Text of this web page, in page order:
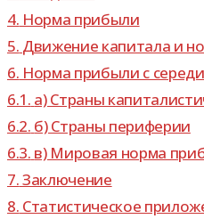
4. Норма при­были
5. Движение капи­тала и
6. Норма при­были с
6.1. а) Страны
6.2. б) Страны периферии
6.3. в) Мировая норма
7.Заключение
8. Статистическое